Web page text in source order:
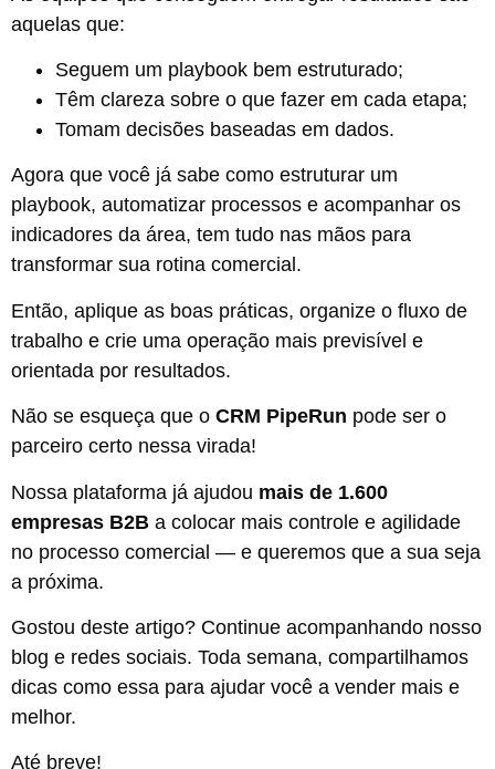
aquelas que:
Seguem um playbook bem estruturado;
Têm clareza sobre o que fazer em cada etapa;
Tomam decisões baseadas em dados.
Agora que você já sabe como estruturar um
playbook, automatizar processos e acompanhar os
indicadores da área, tem tudo nas mãos para
transformar sua rotina comercial.
Então, aplique as boas práticas, organize o fluxo de
trabalho e crie uma operação mais previsível e
orientada por resultados.
Não se esqueça que o CRM PipeRun pode ser o
parceiro certo nessa virada!
Nossa plataforma já ajudou mais de 1.600
empresas B2B a colocar mais controle e agilidade
no processo comercial — e queremos que a sua seja
a próxima.
Gostou deste artigo? Continue acompanhando nosso
blog e redes sociais. Toda semana, compartilhamos
dicas como essa para ajudar você a vender mais e
melhor.
Até breve!